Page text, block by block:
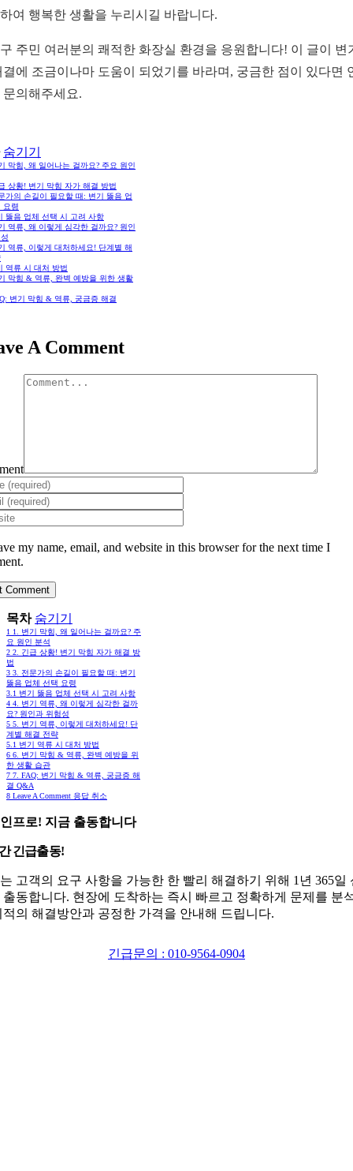
여 행복한 생활을 누리시길 바랍니다.
주민 여러분의 쾌적한 화장실 환경을 응원합니다! 이 글이 변
결에 조금이나마 도움이 되었기를 바라며, 궁금한 점이 있다면
문의해주세요.
숨기기
막힘, 왜 일어나는 걸까요? 주요 원인
상황! 변기 막힘 자가 해결 방법
가의 손길이 필요할 때: 변기 뚫음 업
요령
뚫음 업체 선택 시 고려 사항
역류, 왜 이렇게 심각한 걸까요? 원인
역류, 이렇게 대처하세요! 단계별 해
역류 시 대처 방법
막힘 & 역류, 완벽 예방을 위한 생활
변기 막힘 & 역류, 궁금증 해결
A Comment
my name, email, and website in this browser for the next time I
목차 숨기기
1 1. 변기 막힘, 왜 일어나는 걸까요? 주
요 원인 분석
2 2. 긴급 상황! 변기 막힘 자가 해결 방
법
3 3. 전문가의 손길이 필요할 때: 변기
뚫음 업체 선택 요령
3.1 변기 뚫음 업체 선택 시 고려 사항
4 4. 변기 역류, 왜 이렇게 심각한 걸까
요? 원인과 위험성
5 5. 변기 역류, 이렇게 대처하세요! 단
계별 해결 전략
5.1 변기 역류 시 대처 방법
6 6. 변기 막힘 & 역류, 완벽 예방을 위
한 생활 습관
7 7. FAQ: 변기 막힘 & 역류, 궁금증 해
결 Q&A
8 Leave A Comment 응답 취소
프로! 지금 출동합니다
긴급출동!
고객의 요구 사항을 가능한 한 빨리 해결하기 위해 1년 365일
출동합니다. 현장에 도착하는 즉시 빠르고 정확하게 문제를 분
적의 해결방안과 공정한 가격을 안내해 드립니다.
긴급문의 : 010-9564-0904